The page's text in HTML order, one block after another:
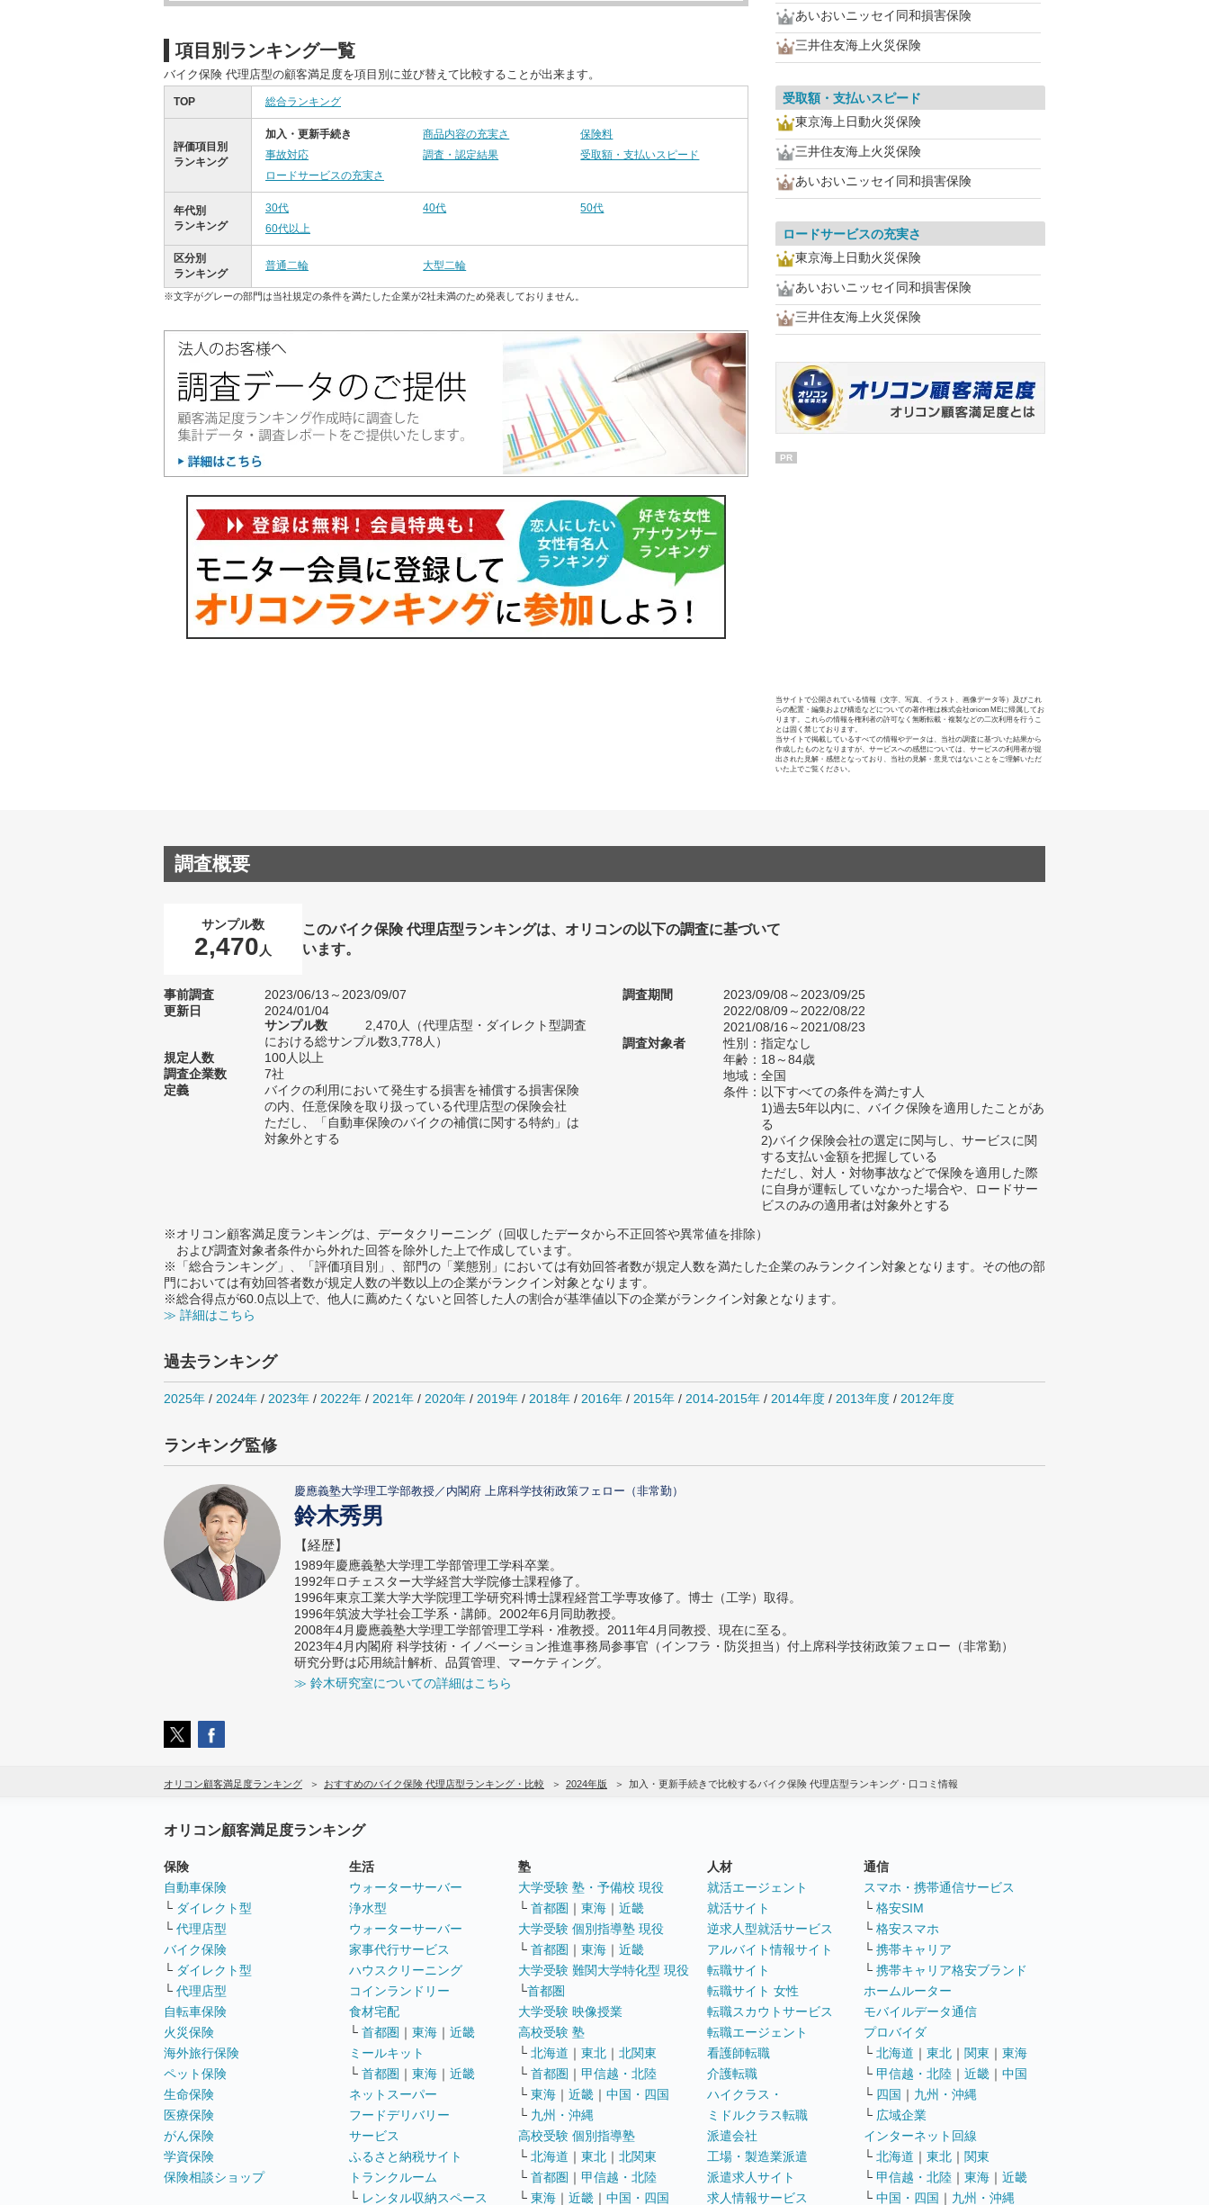
項目別ランキング一覧
バイク保険 代理店型の顧客満足度を項目別に並び替えて比較することが出来ます。
TOP 総合ランキング
評価項目別
ランキング
加入・更新手続き 商品内容の充実さ
保険料
事故対応
調査・認定結果
受取額・支払いスピード
ロードサービスの充実さ
年代別
ランキング
30代 40代
50代
60代以上
区分別
ランキング
普通二輪 大型二輪
※文字がグレーの部門は当社規定の条件を満たした企業が2社未満のため発表しておりません。
あいおいニッセイ同和損害保険
三井住友海上火災保険
受取額・支払いスピード
東京海上日動火災保険
三井住友海上火災保険
あいおいニッセイ同和損害保険
ロードサービスの充実さ
東京海上日動火災保険
あいおいニッセイ同和損害保険
三井住友海上火災保険
PR
当サイトで公開されている情報（文字、写真、イラスト、画像データ等）及びこれ
らの配置・編集および構造などについての著作権は株式会社oricon MEに帰属してお
ります。これらの情報を権利者の許可なく無断転載・複製などの二次利用を行うこ
とは固く禁じております。
当サイトで掲載しているすべての情報やデータは、当社の調査に基づいた結果から
作成したものとなりますが、サービスへの感想については、サービスの利用者が提
出された見解・感想となっており、当社の見解・意見ではないことをご理解いただ
いた上でご覧ください。
調査概要
サンプル数
2,470 人
このバイク保険 代理店型ランキングは、オリコンの以下の調査に基づいて
います。
事前調査
2023/06/13～2023/09/07
更新日
2024/01/04
サンプル数
2,470人（代理店型・ダイレクト型調査
における総サンプル数3,778人）
規定人数
100人以上
調査企業数
7社
定義
バイクの利用において発生する損害を補償する損害保険
の内、任意保険を取り扱っている代理店型の保険会社
ただし、「自動車保険のバイクの補償に関する特約」は
対象外とする
調査期間
2023/09/08～2023/09/25
2022/08/09～2022/08/22
2021/08/16～2021/08/23
調査対象者
性別：指定なし
年齢：18～84歳
地域：全国
条件：以下すべての条件を満たす人
1)過去5年以内に、バイク保険を適用したことがあ
る
2)バイク保険会社の選定に関与し、サービスに関
する支払い金額を把握している
ただし、対人・対物事故などで保険を適用した際
に自身が運転していなかった場合や、ロードサー
ビスのみの適用者は対象外とする
※オリコン顧客満足度ランキングは、データクリーニング（回収したデータから不正回答や異常値を排除）
および調査対象者条件から外れた回答を除外した上で作成しています。
※「総合ランキング」、「評価項目別」、部門の「業態別」においては有効回答者数が規定人数を満たした企業のみランクイン対象となります。その他の部
門においては有効回答者数が規定人数の半数以上の企業がランクイン対象となります。
※総合得点が60.0点以上で、他人に薦めたくないと回答した人の割合が基準値以下の企業がランクイン対象となります。
≫ 詳細はこちら
過去ランキング
2025年 / 2024年 / 2023年 / 2022年 / 2021年 / 2020年 / 2019年 / 2018年 / 2016年 / 2015年 / 2014-2015年 / 2014年度 / 2013年度 / 2012年度
ランキング監修
慶應義塾大学理工学部教授／内閣府 上席科学技術政策フェロー（非常勤）
鈴木秀男
【経歴】
1989年慶應義塾大学理工学部管理工学科卒業。
1992年ロチェスター大学経営大学院修士課程修了。
1996年東京工業大学大学院理工学研究科博士課程経営工学専攻修了。博士（工学）取得。
1996年筑波大学社会工学系・講師。2002年6月同助教授。
2008年4月慶應義塾大学理工学部管理工学科・准教授。2011年4月同教授、現在に至る。
2023年4月内閣府 科学技術・イノベーション推進事務局参事官（インフラ・防災担当）付上席科学技術政策フェロー（非常勤）
研究分野は応用統計解析、品質管理、マーケティング。
≫ 鈴木研究室についての詳細はこちら
オリコン顧客満足度ランキング おすすめのバイク保険 代理店型ランキング・比較 2024年版 加入・更新手続きで比較するバイク保険 代理店型ランキング・口コミ情報
オリコン顧客満足度ランキング
保険
自動車保険
└ ダイレクト型
└ 代理店型
バイク保険
└ ダイレクト型
└ 代理店型
自転車保険
火災保険
海外旅行保険
ペット保険
生命保険
医療保険
がん保険
学資保険
保険相談ショップ
生活
ウォーターサーバー
浄水型
ウォーターサーバー
家事代行サービス
ハウスクリーニング
コインランドリー
食材宅配
└ 首都圏 ｜ 東海 ｜ 近畿
ミールキット
└ 首都圏 ｜ 東海 ｜ 近畿
ネットスーパー
フードデリバリー
サービス
ふるさと納税サイト
トランクルーム
└ レンタル収納スペース
塾
大学受験 塾・予備校 現役
└ 首都圏 ｜ 東海 ｜ 近畿
大学受験 個別指導塾 現役
└ 首都圏 ｜ 東海 ｜ 近畿
大学受験 難関大学特化型 現役
└首都圏
大学受験 映像授業
高校受験 塾
└ 北海道 ｜ 東北 ｜ 北関東
└ 首都圏 ｜ 甲信越・北陸
└ 東海 ｜ 近畿 ｜ 中国・四国
└ 九州・沖縄
高校受験 個別指導塾
└ 北海道 ｜ 東北 ｜ 北関東
└ 首都圏 ｜ 甲信越・北陸
└ 東海 ｜ 近畿 ｜ 中国・四国
人材
就活エージェント
就活サイト
逆求人型就活サービス
アルバイト情報サイト
転職サイト
転職サイト 女性
転職スカウトサービス
転職エージェント
看護師転職
介護転職
ハイクラス・
ミドルクラス転職
派遣会社
工場・製造業派遣
派遣求人サイト
求人情報サービス
通信
スマホ・携帯通信サービス
└ 格安SIM
└ 格安スマホ
└ 携帯キャリア
└ 携帯キャリア格安ブランド
ホームルーター
モバイルデータ通信
プロバイダ
└ 北海道 ｜ 東北 ｜ 関東 ｜ 東海
└ 甲信越・北陸 ｜ 近畿 ｜ 中国
└ 四国 ｜ 九州・沖縄
└ 広域企業
インターネット回線
└ 北海道 ｜ 東北 ｜ 関東
└ 甲信越・北陸 ｜ 東海 ｜ 近畿
└ 中国・四国 ｜ 九州・沖縄